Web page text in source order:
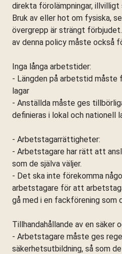
direkta förolämpningar,
Bruk av eller hot om fysiska,
övergrepp är strängt
av denna policy måste också
Inga långa arbetstider:
- Längden på arbetstid måste
lagar
- Anställda måste ges
definieras i lokal och nationell
- Arbetstagarrättigheter:
- Arbetstagare har rätt att
som de själva väljer.
- Det ska inte förekomma
arbetstagare för att
gå med i en fackförening som
Tillhandahållande av en säker
- Arbetstagare måste ges
säkerhetsutbildning, så som